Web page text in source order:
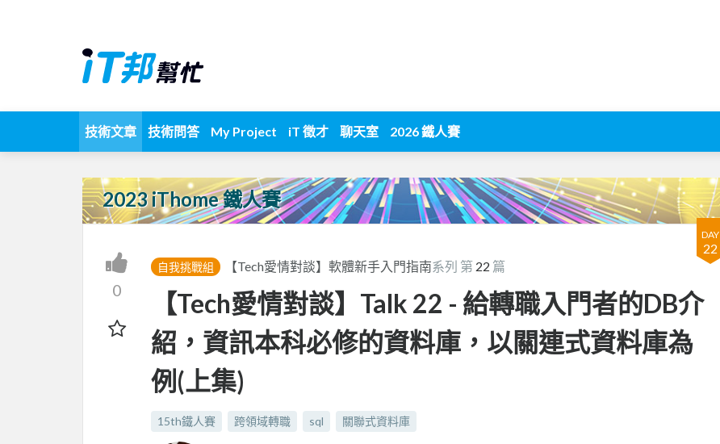
技術文章 技術問答 My Project iT 徵才 聊天室 2026 鐵人賽
2023 iThome 鐵人賽
DAY
22
0
自我挑戰組 【Tech愛情對談】軟體新手入門指南系列 第 22 篇
【Tech愛情對談】Talk 22 - 給轉職入門者的DB介
紹，資訊本科必修的資料庫，以關連式資料庫為
例(上集)
15th鐵人賽 跨領域轉職 sql 關聯式資料庫